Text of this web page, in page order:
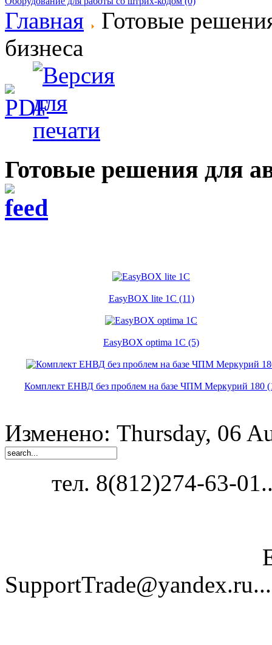
Главная
Готовые
бизнеса
Готовые решения для
EasyBOX lite 1C (11)
EasyBOX optima 1C (5)
Комплект ЕНВД без проблем на базе ЧПМ Меркурий 180
Изменено: Thursday, 06
тел. 8(812)274-63-